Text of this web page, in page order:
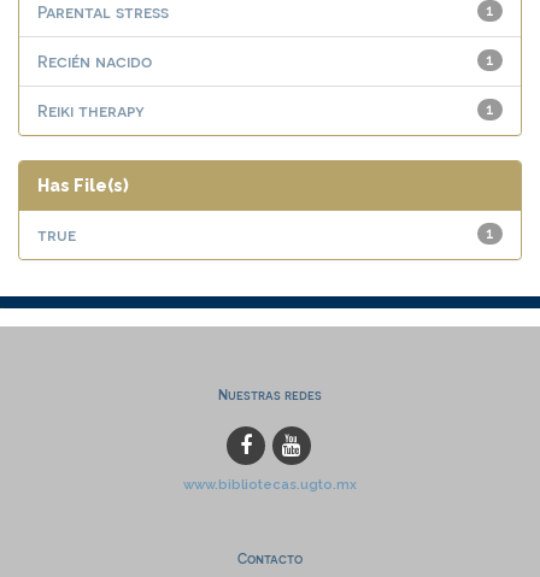
1
Parental stress
1
Recién nacido
1
Reiki therapy
Has File(s)
1
true
Nuestras redes
www.bibliotecas.ugto.mx
Contacto